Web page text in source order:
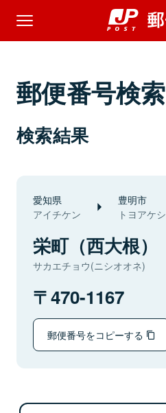
郵便番号検索
検索結果
愛知県
アイチケン
豊明市
トヨアケシ
栄町（西大根）
サカエチョウ(ニシオオネ)
470-1167
郵便番号をコピーする